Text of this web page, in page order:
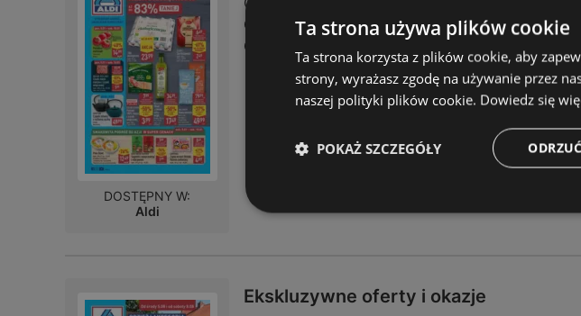
Gazetka ważna do: 01.10.2026
Odległość:
DOSTĘPNY W:
Aldi
Ekskluzywne oferty i okazje
Ta strona używa plików cookie
Ta strona korzysta z plików cookie, aby
strony, wyrażasz zgodę na używanie przez
naszej polityki plików cookie. Dowiedz się
POKAŻ SZCZEGÓŁY